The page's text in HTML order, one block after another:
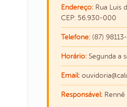
Endereço: Rua Luis
CEP: 56.930-000
Telefone: (87)
Horário: Segunda a
Email:
Responsável: